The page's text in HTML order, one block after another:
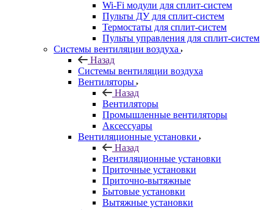
Wi-Fi модули для сплит-систем
Пульты ДУ для сплит-систем
Термостаты для сплит-систем
Пульты управления для сплит-систем
Системы вентиляции воздуха
Назад
Системы вентиляции воздуха
Вентиляторы
Назад
Вентиляторы
Промышленные вентиляторы
Аксессуары
Вентиляционные установки
Назад
Вентиляционные установки
Приточные установки
Приточно-вытяжные
Бытовые установки
Вытяжные установки